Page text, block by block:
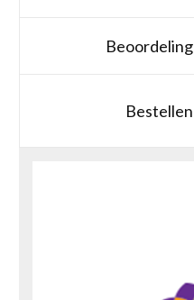
Beoordeling
Bestellen